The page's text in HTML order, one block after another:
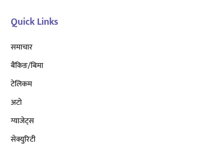
Quick Links
समाचार
बैंकिङ/बिमा
टेलिकम
अटाे
ग्याजेट्स
सेक्युरिटी